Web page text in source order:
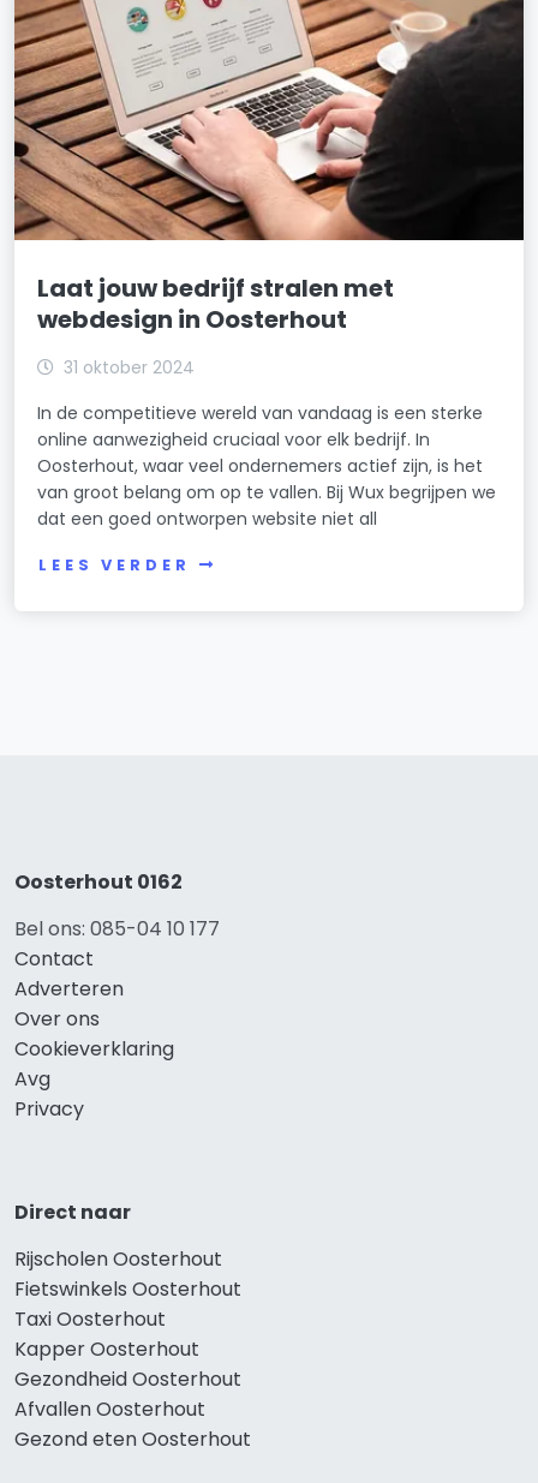
Laat jouw bedrijf stralen met
webdesign in Oosterhout
31 oktober 2024
In de competitieve wereld van vandaag is een sterke
online aanwezigheid cruciaal voor elk bedrijf. In
Oosterhout, waar veel ondernemers actief zijn, is het
van groot belang om op te vallen. Bij Wux begrijpen we
dat een goed ontworpen website niet all
LEES VERDER
Oosterhout 0162
Bel ons: 085-04 10 177
Contact
Adverteren
Over ons
Cookieverklaring
Avg
Privacy
Direct naar
Rijscholen Oosterhout
Fietswinkels Oosterhout
Taxi Oosterhout
Kapper Oosterhout
Gezondheid Oosterhout
Afvallen Oosterhout
Gezond eten Oosterhout